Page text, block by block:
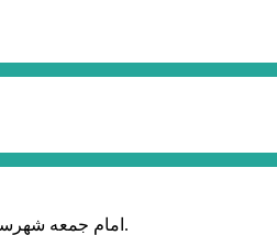
امام جمعه شهرستان ساوجبلاغ اظهارداشت : اربعین امسال سراسر حماسه خونخواهی و مرگ بر آمریکا و اسرائیل بود.